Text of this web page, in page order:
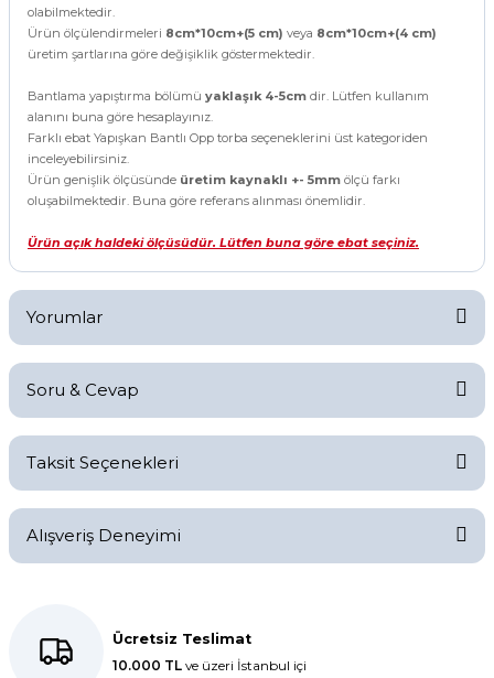
olabilmektedir.
Ürün ölçülendirmeleri 8cm*10cm+(5 cm) veya 8cm*10cm+(4 cm)
üretim şartlarına göre değişiklik göstermektedir.
Bantlama yapıştırma bölümü yaklaşık 4-5cm dir. Lütfen kullanım
alanını buna göre hesaplayınız.
Farklı ebat Yapışkan Bantlı Opp torba seçeneklerini üst kategoriden
inceleyebilirsiniz.
Ürün genişlik ölçüsünde üretim kaynaklı +- 5mm ölçü farkı
oluşabilmektedir. Buna göre referans alınması önemlidir.
Ürün açık haldeki ölçüsüdür. Lütfen buna göre ebat seçiniz.
Yorumlar
Yorum Yaz
Soru & Cevap
Soru Sor
Taksit Seçenekleri
Alışveriş Deneyimi
E... K... | 27/10/2025
Ücretsiz Teslimat
10.000 TL ve üzeri İstanbul içi